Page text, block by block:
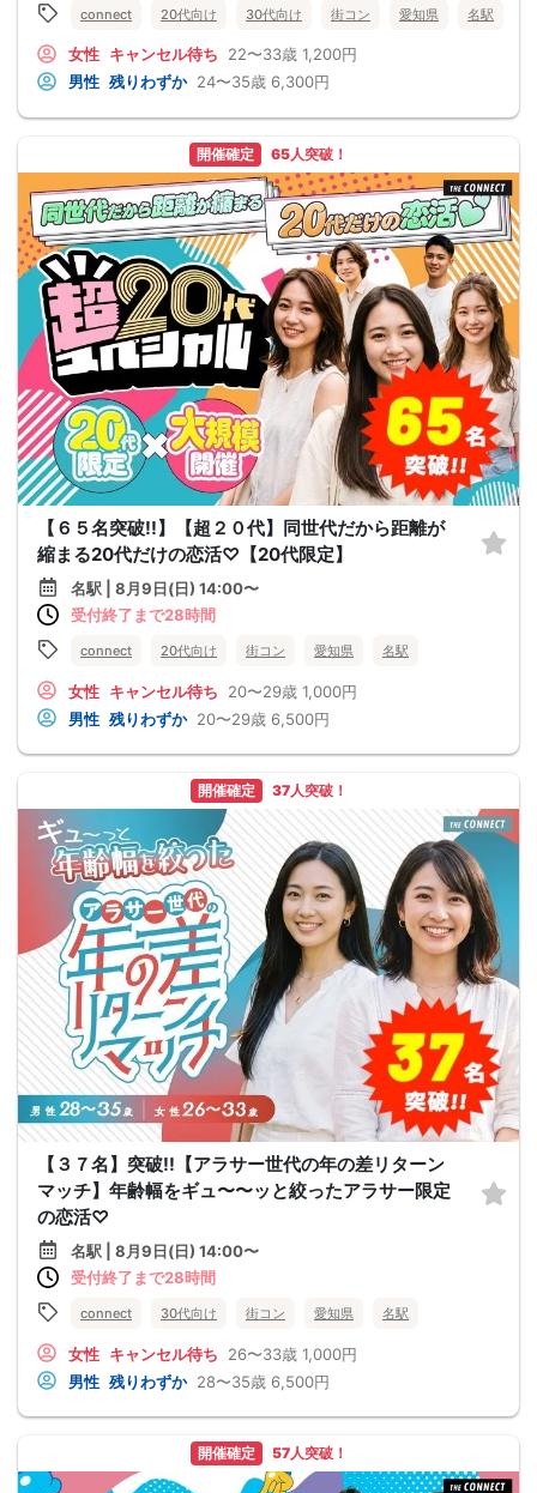
connect 20代向け 30代向け 街コン 愛知県 名駅
女性 キャンセル待ち 22〜33歳 1,200円
男性 残りわずか 24〜35歳 6,300円
開催確定 65人突破！
【６５名突破!!】【超２０代】同世代だから距離が
縮まる20代だけの恋活♡【20代限定】
名駅 | 8月9日(日) 14:00〜
受付終了まで28時間
connect 20代向け 街コン 愛知県 名駅
女性 キャンセル待ち 20〜29歳 1,000円
男性 残りわずか 20〜29歳 6,500円
開催確定 37人突破！
【３７名】突破!!【アラサー世代の年の差リターン
マッチ】年齢幅をギュ〜〜ッと絞ったアラサー限定
の恋活♡
名駅 | 8月9日(日) 14:00〜
受付終了まで28時間
connect 30代向け 街コン 愛知県 名駅
女性 キャンセル待ち 26〜33歳 1,000円
男性 残りわずか 28〜35歳 6,500円
開催確定 57人突破！